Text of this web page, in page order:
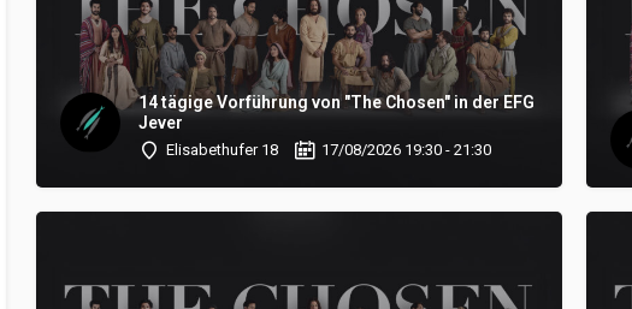
14 tägige Vorführung von "The Chosen" in der EFG
Jever
Elisabethufer 18 17/08/2026 19:30 - 21:30